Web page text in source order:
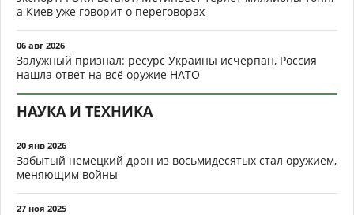
а Киев уже говорит о переговорах
06 авг 2026
Залужный признал: ресурс Украины исчерпан, Россия
нашла ответ на всё оружие НАТО
НАУКА И ТЕХНИКА
20 янв 2026
Забытый немецкий дрон из восьмидесятых стал оружием,
меняющим войны
27 ноя 2025